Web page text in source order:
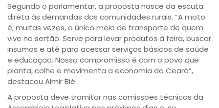
Segundo o parlamentar, a proposta nasce da escuta
direta às demandas das comunidades rurais. “A moto
é, muitas vezes, o único meio de transporte de quem
vive no sertão. Serve para levar produtos à feira, buscar
insumos e até para acessar serviços básicos de saúde
e educação. Nosso compromisso é com o povo que
planta, colhe e movimenta a economia do Ceará”,
destacou Almir Bié.
A proposta deve tramitar nas comissões técnicas da